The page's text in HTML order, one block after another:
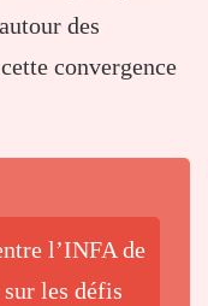
des
convergence
l’INFA de
sur les défis